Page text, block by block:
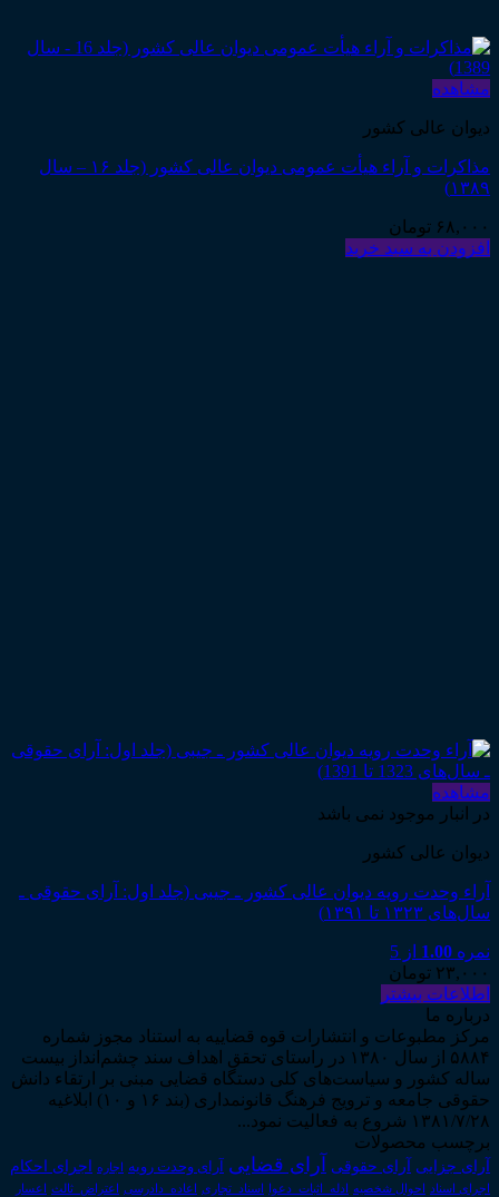
مشاهده
دیوان عالی کشور
مذاکرات و آراء هیأت عمومی دیوان عالی کشور (جلد ۱۶ – سال
۱۳۸۹)
۶۸,۰۰۰ تومان
افزودن به سبد خرید
مشاهده
در انبار موجود نمی باشد
دیوان عالی کشور
آراء وحدت رویه دیوان عالی کشور ـ جیبی (جلد اول: آرای حقوقی ـ
سال‌های ۱۳۲۳ تا ۱۳۹۱)
نمره 1.00 از 5
۲۳,۰۰۰ تومان
اطلاعات بیشتر
درباره ما
مرکز مطبوعات و انتشارات قوه قضاییه به استناد مجوز شماره
۵۸۸۴ از سال ۱۳۸۰ در راستای تحقق اهداف سند چشم‌انداز بیست
ساله کشور و سیاست‌های کلی دستگاه قضایی مبنی بر ارتقاء دانش
حقوقی جامعه و ترویج فرهنگ قانونمداری (بند ۱۶ و ۱۰) ابلاغیه
۱۳۸۱/۷/۲۸ شروع به فعالیت نمود...
برچسب محصولات
آرای جزایی آرای حقوقی آرای قضایی آرای وحدت رویه اجاره اجرای احکام
اجرای اسناد احوال شخصیه ادله_اثبات_دعوا اسناد_تجاری اعاده_دادرسی اعتراض_ثالث اعسار